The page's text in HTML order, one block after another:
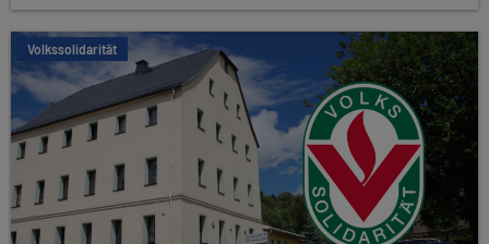
Volkssolidarität